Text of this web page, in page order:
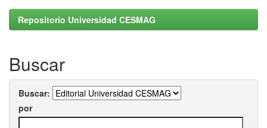
Repositorio Universidad CESMAG
Buscar
Buscar:
por